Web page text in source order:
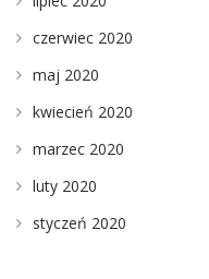
czerwiec 2020
maj 2020
kwiecień 2020
marzec 2020
luty 2020
styczeń 2020